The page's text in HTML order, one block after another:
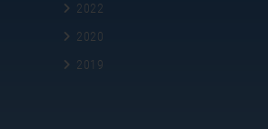
2022
2020
2019